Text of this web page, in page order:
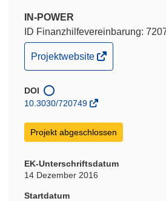
IN-POWER
ID Finanzhilfevereinbarung:
(öffnet
in
neuem
Fenster)
Projektwebsite
DOI
10.3030/720749
Projekt abgeschlossen
EK-Unterschriftsdatum
14 Dezember 2016
Startdatum